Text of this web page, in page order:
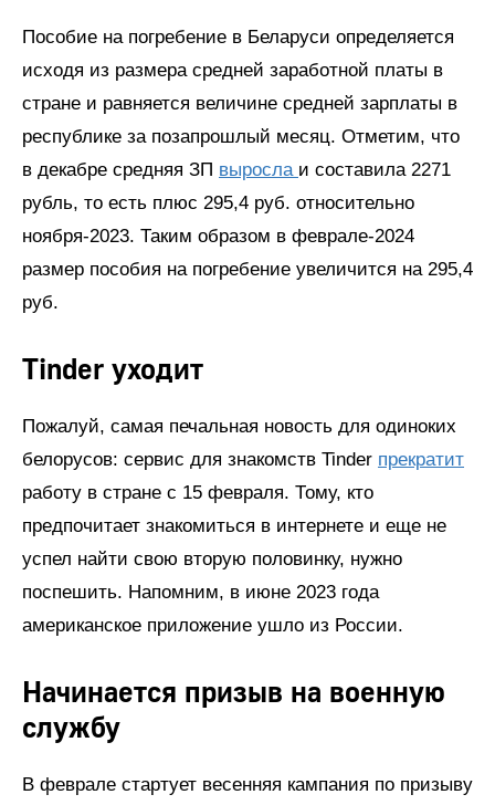
Пособие на погребение в Беларуси определяется
исходя из размера средней заработной платы в
стране и равняется величине средней зарплаты в
республике за позапрошлый месяц. Отметим, что
в декабре средняя ЗП выросла и составила 2271
рубль, то есть плюс 295,4 руб. относительно
ноября-2023. Таким образом в феврале-2024
размер пособия на погребение увеличится на 295,4
руб.
Tinder уходит
Пожалуй, самая печальная новость для одиноких
белорусов: сервис для знакомств Tinder прекратит
работу в стране с 15 февраля. Тому, кто
предпочитает знакомиться в интернете и еще не
успел найти свою вторую половинку, нужно
поспешить. Напомним, в июне 2023 года
американское приложение ушло из России.
Начинается призыв на военную
службу
В феврале стартует весенняя кампания по призыву